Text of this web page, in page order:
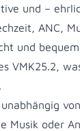
und –
ANC,
und
VMK25.2,
Musik oder